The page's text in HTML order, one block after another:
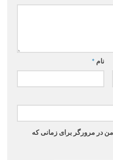
نام *
در مرورگر برای زمانی که